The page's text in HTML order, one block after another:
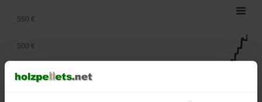
450 €
500 €
550 €